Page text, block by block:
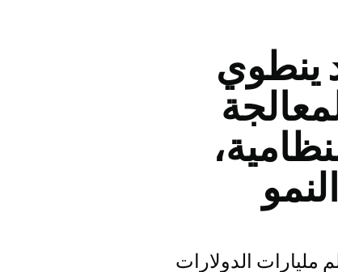
ينطوي
الدولارات